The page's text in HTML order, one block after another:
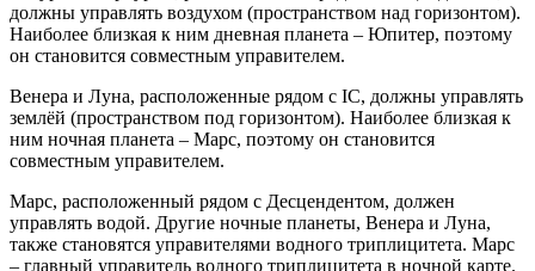
должны управлять воздухом (пространством над горизонтом).
Наиболее близкая к ним дневная планета – Юпитер, поэтому
он становится совместным управителем.
Венера и Луна, расположенные рядом с IC, должны управлять
землёй (пространством под горизонтом). Наиболее близкая к
ним ночная планета – Марс, поэтому он становится
совместным управителем.
Марс, расположенный рядом с Десцендентом, должен
управлять водой. Другие ночные планеты, Венера и Луна,
также становятся управителями водного триплицитета. Марс
– главный управитель водного триплицитета в ночной карте.